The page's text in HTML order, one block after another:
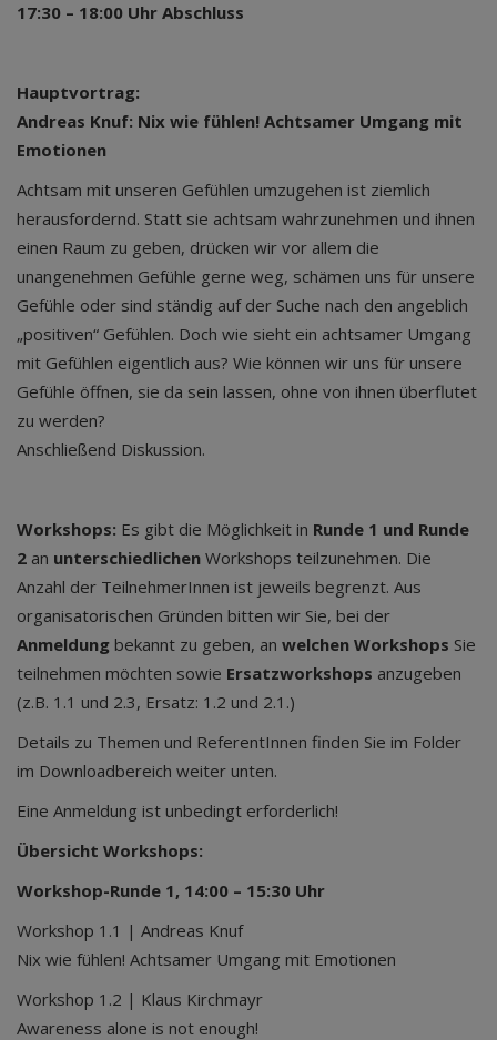
17:30 – 18:00 Uhr Abschluss
Hauptvortrag:
Andreas Knuf: Nix wie fühlen! Achtsamer Umgang mit
Emotionen
Achtsam mit unseren Gefühlen umzugehen ist ziemlich
herausfordernd. Statt sie achtsam wahrzunehmen und ihnen
einen Raum zu geben, drücken wir vor allem die
unangenehmen Gefühle gerne weg, schämen uns für unsere
Gefühle oder sind ständig auf der Suche nach den angeblich
„positiven“ Gefühlen. Doch wie sieht ein achtsamer Umgang
mit Gefühlen eigentlich aus? Wie können wir uns für unsere
Gefühle öffnen, sie da sein lassen, ohne von ihnen überflutet
zu werden?
Anschließend Diskussion.
Workshops: Es gibt die Möglichkeit in Runde 1 und Runde
2 an unterschiedlichen Workshops teilzunehmen. Die
Anzahl der TeilnehmerInnen ist jeweils begrenzt. Aus
organisatorischen Gründen bitten wir Sie, bei der
Anmeldung bekannt zu geben, an welchen Workshops Sie
teilnehmen möchten sowie Ersatzworkshops anzugeben
(z.B. 1.1 und 2.3, Ersatz: 1.2 und 2.1.)
Details zu Themen und ReferentInnen finden Sie im Folder
im Downloadbereich weiter unten.
Eine Anmeldung ist unbedingt erforderlich!
Übersicht Workshops:
Workshop-Runde 1, 14:00 – 15:30 Uhr
Workshop 1.1 | Andreas Knuf
Nix wie fühlen! Achtsamer Umgang mit Emotionen
Workshop 1.2 | Klaus Kirchmayr
Awareness alone is not enough!